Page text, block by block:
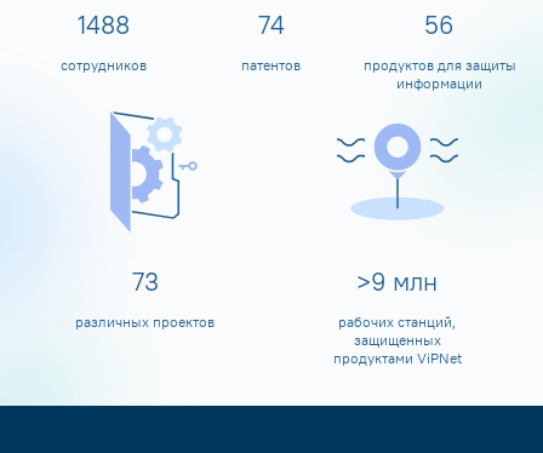
1600
сотрудников
80
патентов
60
продуктов для защиты
информации
80
различных проектов
>10 млн
рабочих станций,
защищенных
продуктами ViPNet